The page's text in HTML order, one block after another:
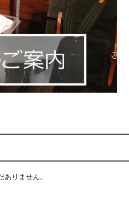
りません。